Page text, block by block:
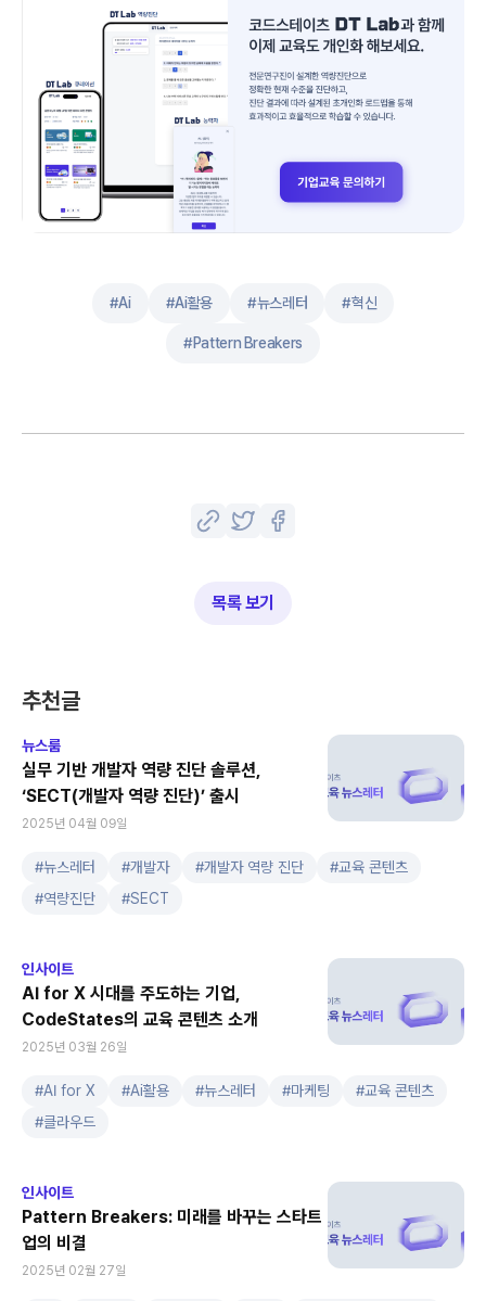
#Ai #Ai활용 #뉴스레터 #혁신
#Pattern Breakers
목록 보기
추천글
뉴스룸
실무 기반 개발자 역량 진단 솔루션,
‘SECT(개발자 역량 진단)’ 출시
2025년 04월 09일
#뉴스레터 #개발자 #개발자 역량 진단 #교육 콘텐츠
#역량진단 #SECT
인사이트
AI for X 시대를 주도하는 기업,
CodeStates의 교육 콘텐츠 소개
2025년 03월 26일
#AI for X #Ai활용 #뉴스레터 #마케팅 #교육 콘텐츠
#클라우드
인사이트
Pattern Breakers: 미래를 바꾸는 스타트
업의 비결
2025년 02월 27일